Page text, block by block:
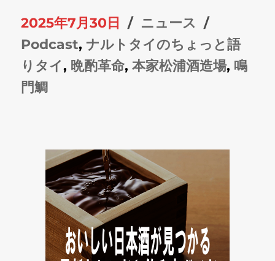
投
稿
日:
2025年7月30日
カ
テ
ゴ
ニュース
グ
Podcast,ナルトタイのちょっと語
りタイ, 晩酌革命,本家松浦酒造場, 鳴
門鯛